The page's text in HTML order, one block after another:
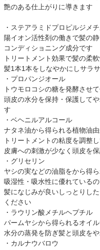
艶のある仕上がりに導きます
・ステアラミドプロピルジメ
陽イオン活性剤の働きで髪の
コンディショニング成分です
トリートメント効果で髪の柔
髪1本1本をしなやかにしサラ
・プロパンジオール
トウモロコシの糖を発酵させ
頭皮の水分を保持・保護して
す
・ベヘニルアルコール
ナタネ油から得られる植物油
トリートメントの粘度を調整
皮膚への刺激が少なく頭皮を
・グリセリン
ヤシの実などの油脂をから得
吸湿性・吸水性に優れている
髪になじみが良いしっとりし
ください
・ラウリン酸メチルヘプチル
パームヤシから得られるオイ
水分の蒸発を防ぎ髪と頭皮を
・カルナウバロウ